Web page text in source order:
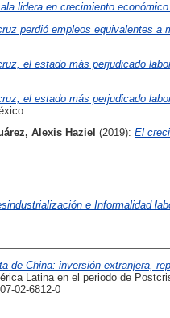
lidera en crecimiento
perdió empleos equivalentes a
el estado más perjudicado
el estado más perjudicado
Alexis Haziel (2019): El
e Informalidad
de China: inversión extranjera,
Latina en el periodo de
02-6812-0